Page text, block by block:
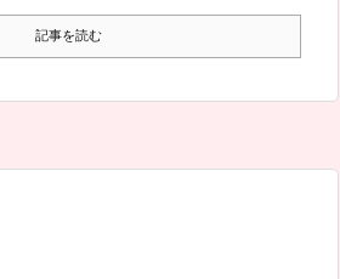
記事を読む